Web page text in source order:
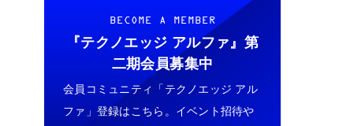
BECOME A MEMBER
『テクノエッジ アルファ』 第
二期会員募集中
会員コミュニティ「テクノエッジ アル
ファ」登録はこちら。イベント招待や